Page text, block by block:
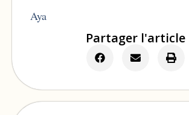
Aya
Partager l'article